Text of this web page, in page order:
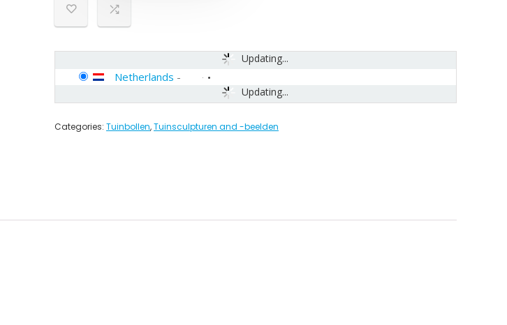
Updating...
Updating...
Netherlands -
Categories: Tuinbollen,Tuinsculpturen and -beelden